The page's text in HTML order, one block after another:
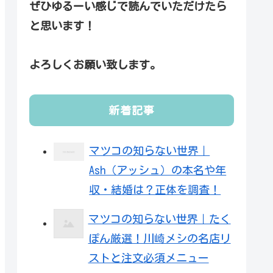
ぜひゆるーい感じで読んでいただけたら
と思います！
よろしくお願い致します。
新着記事
マツコの知らない世界｜
Ash（アッシュ）の本名や年
収・結婚は？正体を調査！
マツコの知らない世界｜たく
ぽん厳選！川崎メシの名店リ
ストと注文必須メニュー